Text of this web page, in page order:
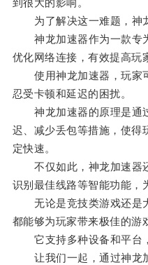
到很大的影响。
为了解决这一难题，神龙
神龙加速器作为一款专
优化网络连接，有效提高玩
使用神龙加速器，玩家
忍受卡顿和延迟的困扰。
神龙加速器的原理是通
迟、减少丢包等措施，使得
定快速。
不仅如此，神龙加速器
识别最佳线路等智能功能，
无论是竞技类游戏还是
都能够为玩家带来极佳的游
它支持多种设备和平台，
让我们一起，通过神龙